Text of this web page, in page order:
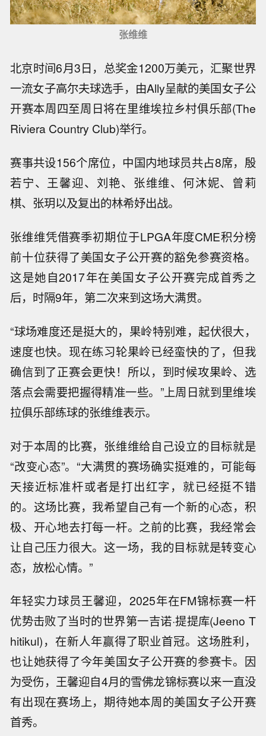
张维维
北京时间6月3日，总奖金1200万美元，汇聚世界
一流女子高尔夫球选手，由Ally呈献的美国女子公
开赛本周四至周日将在里维埃拉乡村俱乐部(The
Riviera Country Club)举行。
赛事共设156个席位，中国内地球员共占8席，殷
若宁、王馨迎、刘艳、张维维、何沐妮、曾莉
棋、张玥以及复出的林希妤出战。
张维维凭借赛季初期位于LPGA年度CME积分榜
前十位获得了美国女子公开赛的豁免参赛资格。
这是她自2017年在美国女子公开赛完成首秀之
后，时隔9年，第二次来到这场大满贯。
“球场难度还是挺大的，果岭特别难，起伏很大，
速度也快。现在练习轮果岭已经蛮快的了，但我
确信到了正赛会更快！所以，到时候攻果岭、选
落点会需要把握得精准一些。”上周日就到里维埃
拉俱乐部练球的张维维表示。
对于本周的比赛，张维维给自己设立的目标就是
“改变心态”。“大满贯的赛场确实挺难的，可能每
天接近标准杆或者是打出红字，就已经挺不错
的。这场比赛，我希望自己有一个新的心态，积
极、开心地去打每一杆。之前的比赛，我经常会
让自己压力很大。这一场，我的目标就是转变心
态，放松心情。”
年轻实力球员王馨迎，2025年在FM锦标赛一杆
优势击败了当时的世界第一吉诺·提提库(Jeeno T
hitikul)，在新人年赢得了职业首冠。这场胜利，
也让她获得了今年美国女子公开赛的参赛卡。因
为受伤，王馨迎自4月的雪佛龙锦标赛以来一直没
有出现在赛场上，期待她本周的美国女子公开赛
首秀。